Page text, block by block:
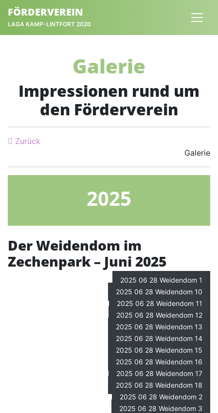
FÖRDERVEREIN
LAGA KAMP-LINTFORT 2020
Galerie
Impressionen rund um
den Förderverein
Zurück
Galerie
2025
Der Weidendom im
Zechenpark – Juni 2025
2025 06 28 Weidendom 1
2025 06 28 Weidendom 10
2025 06 28 Weidendom 11
2025 06 28 Weidendom 12
2025 06 28 Weidendom 13
2025 06 28 Weidendom 14
2025 06 28 Weidendom 15
2025 06 28 Weidendom 16
2025 06 28 Weidendom 17
2025 06 28 Weidendom 18
2025 06 28 Weidendom 2
2025 06 28 Weidendom 3